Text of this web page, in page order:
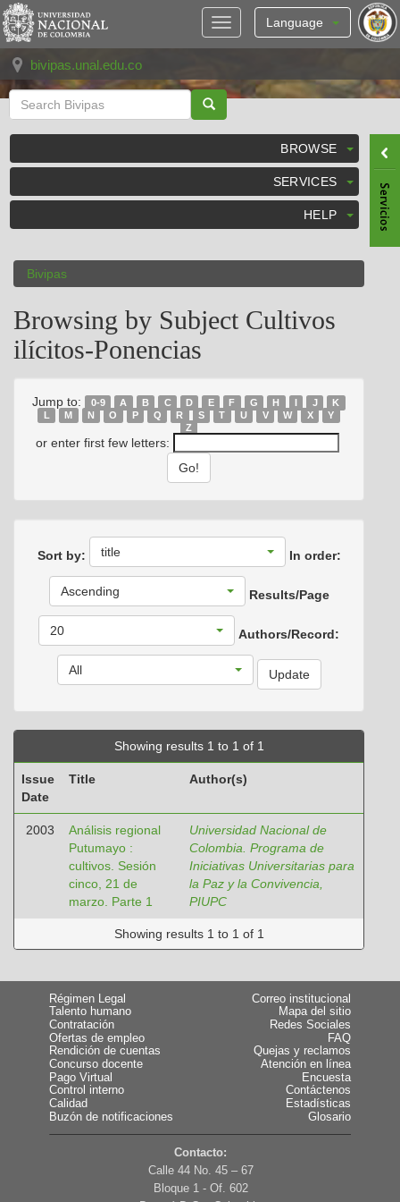
Skip
navigation
Language
bivipas.unal.edu.co
BROWSE
SERVICES
HELP
Bivipas
Browsing by Subject Cultivos
ilícitos-Ponencias
Jump to: 0-9 A B C D E F G H I J
K
L
M N O P Q R S T U V W X
Y
Z
or enter first few letters:
Sort by: title In order:
Ascending Results/Page
20 Authors/Record:
All
Showing results 1 to 1 of 1
Issue
Date
Title Author(s)
2003
Análisis regional
Putumayo :
cultivos. Sesión
cinco, 21 de
marzo. Parte 1
Universidad Nacional de
Colombia. Programa de
Iniciativas Universitarias para
la Paz y la Convivencia,
PIUPC
Showing results 1 to 1 of 1
Régimen Legal
Talento humano
Contratación
Ofertas de empleo
Rendición de cuentas
Concurso docente
Pago Virtual
Control interno
Calidad
Buzón de notificaciones
Correo institucional
Mapa del sitio
Redes Sociales
FAQ
Quejas y reclamos
Atención en línea
Encuesta
Contáctenos
Estadísticas
Glosario
Contacto:
Calle 44 No. 45 – 67
Bloque 1 - Of. 602